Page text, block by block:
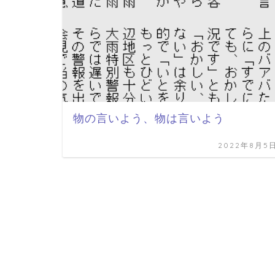
物の言いよう、物は言いよう
2022年8月5